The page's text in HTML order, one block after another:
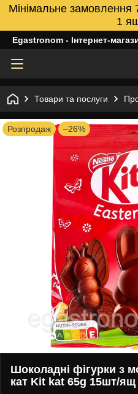
Мінімальне замовлення
1
Egastronom - Інтернет-
Товари та послуги
Розпродаж –26%
Шоколадні фігурки з
кат Kit kat 65g 15шт/ящ